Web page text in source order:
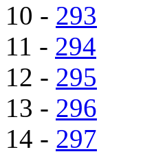
10 - 293
11 - 294
12 - 295
13 - 296
14 - 297